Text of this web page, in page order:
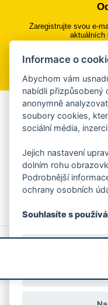
Zaregistrujte svou e-
aktuálních
Chcete dostávat do
ankety,
Více
© 2026 Magistrát města Zlína
Informace o
Abychom vám
nabídli přizpůsobený
anonymně
soubory cookies,
sociální média,
Jejich nastavení
dolním rohu
Podrobnější
ochrany osobních
Souhlasíte s